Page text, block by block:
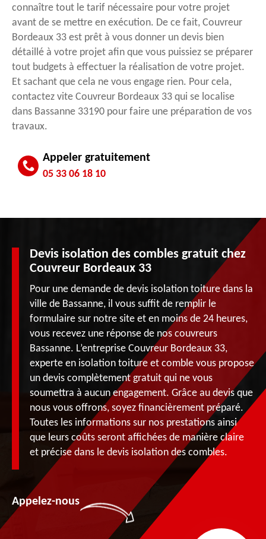
connaître tout le tarif nécessaire pour votre projet
avant de se mettre en exécution. De ce fait, Couvreur
Bordeaux 33 est prêt à vous donner un devis bien
détaillé à votre projet afin que vous puissiez se préparer
tout budgets à effectuer la réalisation de votre projet.
Et sachant que cela ne vous engage rien. Pour cela,
contactez vite Couvreur Bordeaux 33 qui se localise
dans Bassanne 33190 pour faire une préparation de vos
travaux.
Appeler gratuitement
05 33 06 18 10
Devis isolation des combles gratuit chez
Couvreur Bordeaux 33
Pour une demande de devis isolation toiture dans la
ville de Bassanne, il vous suffit de remplir le
formulaire sur notre site et en moins de 24 heures,
vous recevez une réponse de nos couvreurs
Bassanne. L’entreprise Couvreur Bordeaux 33,
experte en isolation toiture et comble vous propose
un devis complètement gratuit qui ne vous
soumettra à aucun engagement. Grâce au devis que
nous vous offrons, soyez financièrement préparé.
Toutes les informations sur nos prestations ainsi
que leurs coûts seront affichées de manière claire
et précise dans le devis isolation des combles.
Appelez-nous